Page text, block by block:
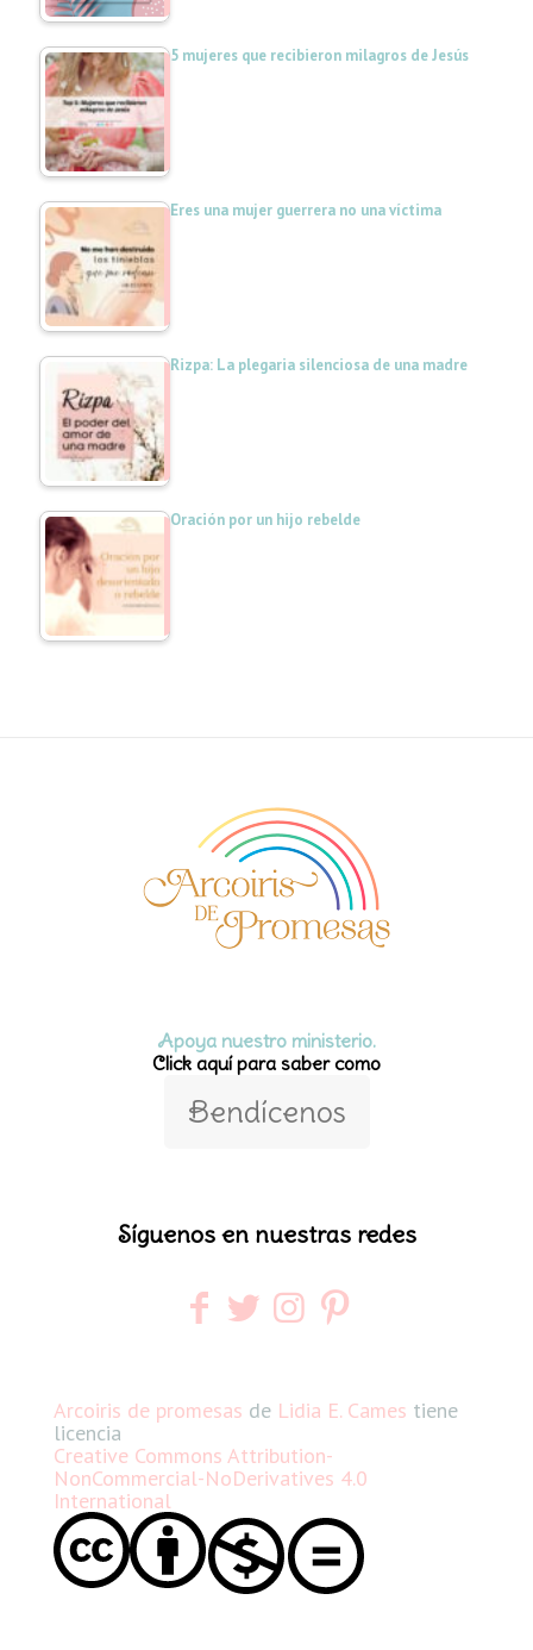
5 mujeres que recibieron milagros de Jesús
Eres una mujer guerrera no una víctima
Rizpa: La plegaria silenciosa de una madre
Oración por un hijo rebelde
Apoya nuestro ministerio.
Click aquí para saber como
Bendícenos
Síguenos en nuestras redes
Arcoiris de promesas de Lidia E. Cames tiene
licencia
Creative Commons Attribution-
NonCommercial-NoDerivatives 4.0
International